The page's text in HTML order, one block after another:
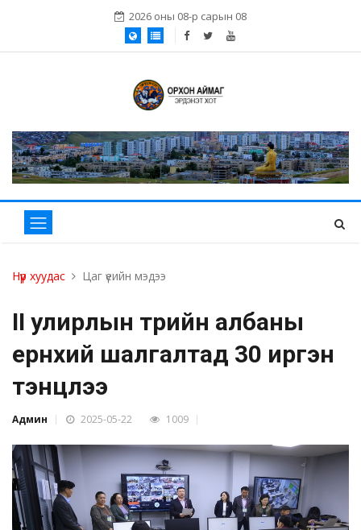
2026 оны 08-р сарын 08
Нүүр хуудас Цаг үеийн мэдээ
II улирлын төрийн албаны
ерөнхий шалгалтад 30 иргэн
тэнцлээ
Админ 2025-05-22 1009